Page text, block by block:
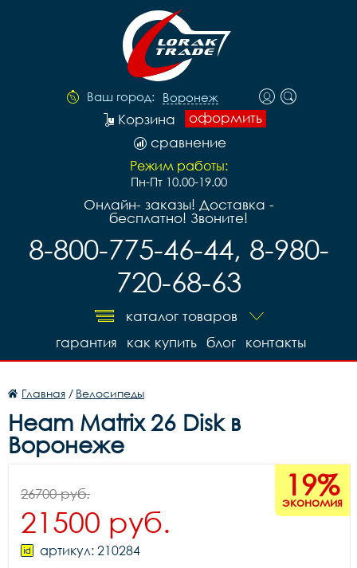
Ваш город: Воронеж
оформить
Корзина
сравнение
Режим работы:
Пн-Пт 10.00-19.00
Онлайн- заказы! Доставка -
бесплатно! Звоните!
8-800-775-46-44, 8-980-
720-68-63
каталог товаров
контакты
блог
как купить
гарантия
Главная / Велосипеды
Heam Matrix 26 Disk в
Воронеже
19%
экономия
26700 руб.
21500 руб.
артикул: 210284